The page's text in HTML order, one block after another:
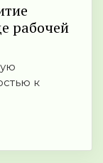
рабочей
к